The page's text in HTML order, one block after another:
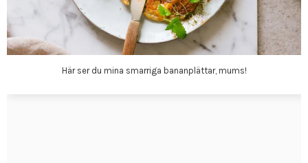
Här ser du mina smarriga bananplättar, mums!